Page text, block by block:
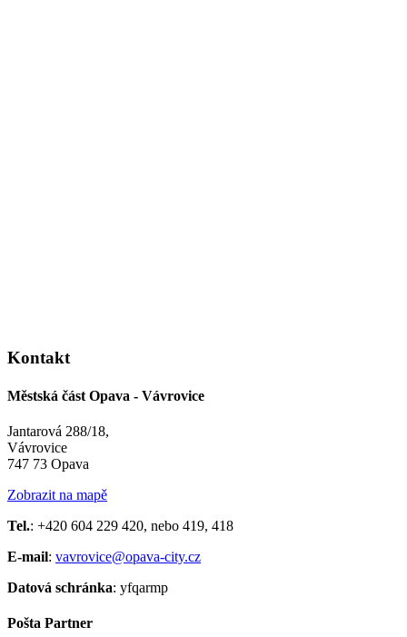
Kontakt
Městská část Opava - Vávrovice
Jantarová 288/18,
Vávrovice
747 73 Opava
Zobrazit na mapě
Tel.: +420 604 229 420, nebo 419, 418
E-mail: vavrovice@opava-city.cz
Datová schránka: yfqarmp
Pošta Partner